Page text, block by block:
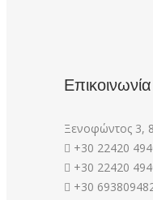
Επικοινωνία
Ξενοφώντος 3,
+30 22420
+30 22420
+30